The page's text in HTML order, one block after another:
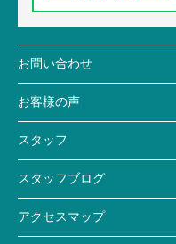
お問い合わせ
お客様の声
スタッフ
スタッフブログ
アクセスマップ